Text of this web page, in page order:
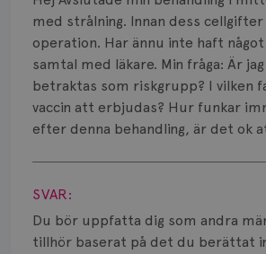
med strålning. Innan dess
operation. Har ännu inte haft
samtal med läkare. Min fråga: Är
betraktas som riskgrupp? I vilken
vaccin att erbjudas? Hur funkar
efter denna behandling, är det ok
Visa svar
SVAR:
Du bör uppfatta dig som andra
tillhör baserat på det du berättat
Biverkningar
Bröstvårta
Knöl
Läkemedel
Typ av bröstcancer
Smärta
Prognos